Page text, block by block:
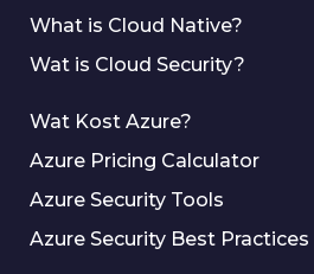
What is Cloud Native?
Wat is Cloud Security?
Wat Kost Azure?
Azure Pricing Calculator
Azure Security Tools
Azure Security Best Practices